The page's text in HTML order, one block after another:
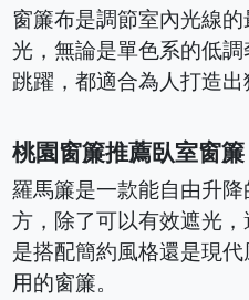
窗簾布是調節室內光線
光，無論是單色系的低
跳躍，都適合為人打造出
桃園窗簾推薦臥室窗
羅馬簾是一款能自由升
方，除了可以有效遮光
是搭配簡約風格還是現
用的窗簾。